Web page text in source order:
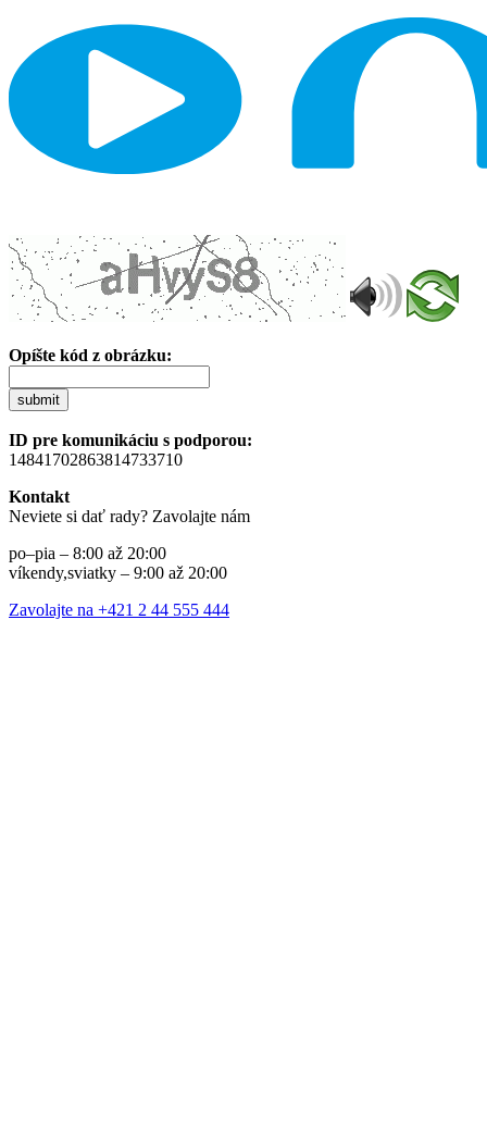
Opíšte kód z obrázku:
submit
ID pre komunikáciu s podporou:
14841702863814733710
Kontakt
Neviete si dať rady? Zavolajte nám
po–pia – 8:00 až 20:00
víkendy,sviatky – 9:00 až 20:00
Zavolajte na +421 2 44 555 444